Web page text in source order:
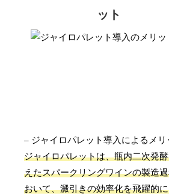
ット
– ジャイロパレット導入によるメリ
ジャイロパレットは、瓶内二次発
えたスパークリングワインの製造
おいて、澱引きの効率化を飛躍的